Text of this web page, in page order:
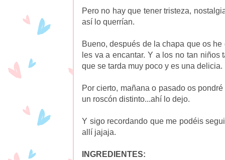
Pero no hay que tener tristeza,
así lo querrían.
Bueno, después de la chapa que os
les va a encantar. Y a los no tan
que se tarda muy poco y es una delicia.
Por cierto, mañana o pasado os
un roscón distinto...ahí lo dejo.
Y sigo recordando que me podéis
allí jajaja.
INGREDIENTES: